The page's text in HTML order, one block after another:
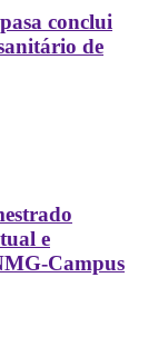
conclui
de
e
Campus